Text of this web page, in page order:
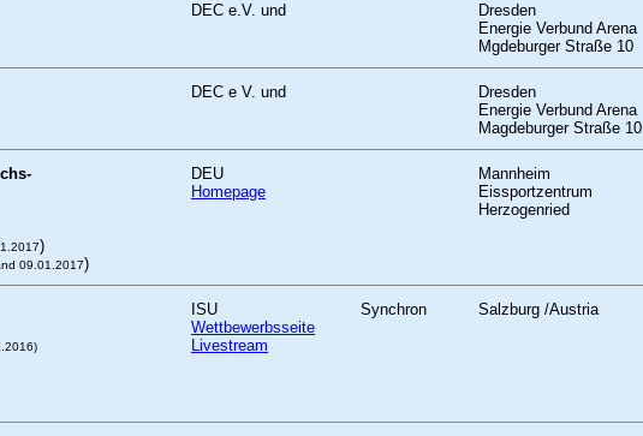
DEC e.V. und
Dresden
Energie Verbund Arena
Mgdeburger Straße 10
DEC e V. und
Dresden
Energie Verbund Arena
Magdeburger Straße 10
)
09.01.2017)
DEU
Homepage
Mannheim
Eissportzentrum
Herzogenried
ISU
Wettbewerbsseite
Livestream
Synchron Salzburg /Austria